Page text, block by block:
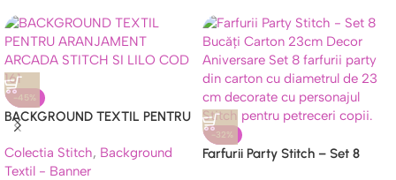
-45%
BACKGROUND TEXTIL PENTRU
ARANJAMENT ARCADA
STITCH SI LILO COD 161
Colectia Stitch, Background
Textil - Banner
-32%
Farfurii Party Stitch – Set 8